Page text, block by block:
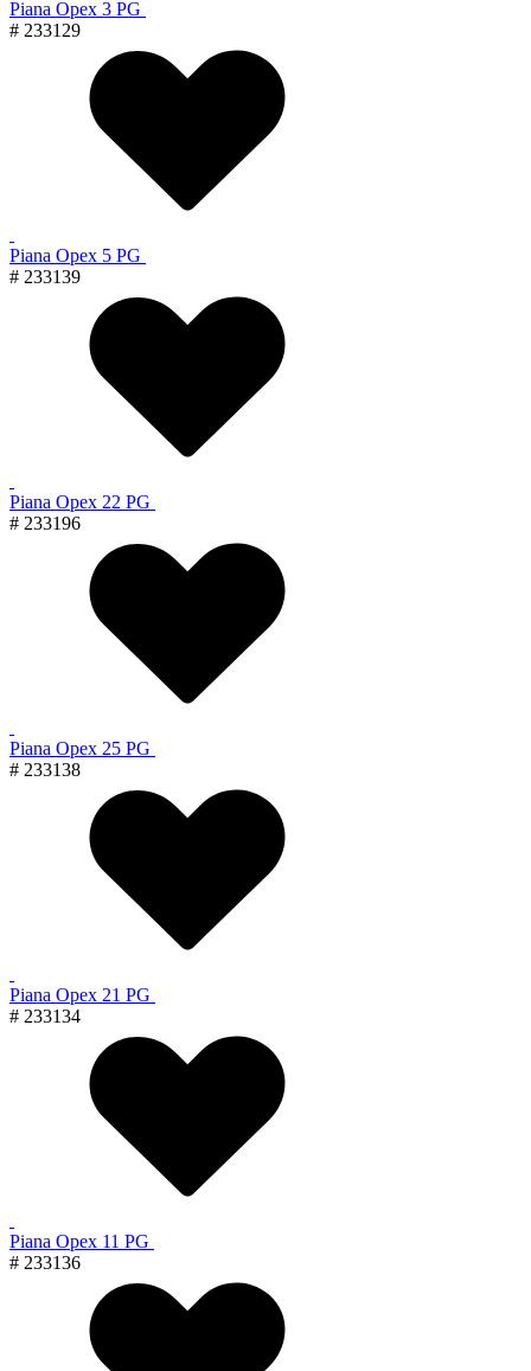
Piana Орех 3 PG
# 233129
Piana Орех 5 PG
# 233139
Piana Орех 22 PG
# 233196
Piana Орех 25 PG
# 233138
Piana Орех 21 PG
# 233134
Piana Орех 11 PG
# 233136